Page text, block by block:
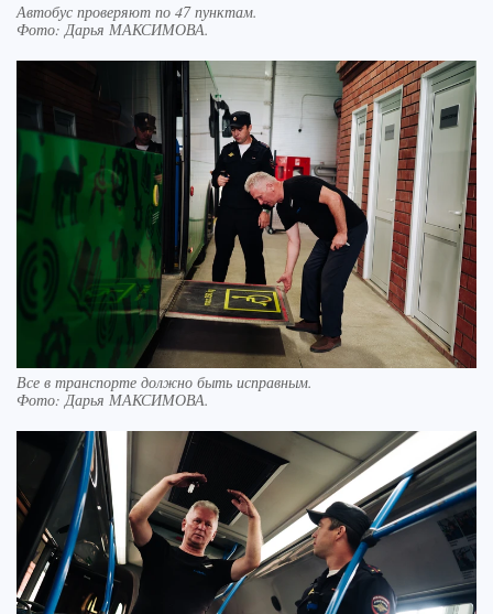
Автобус проверяют по 47 пунктам.
Фото:Дарья МАКСИМОВА.
Все в транспорте должно быть исправным.
Фото:Дарья МАКСИМОВА.